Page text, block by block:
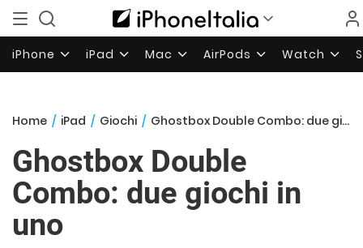
iPhone iPad Mac AirPods Watch
Home / iPad / Giochi / Ghostbox Double Combo: due giochi in uno
Ghostbox Double
Combo: due giochi in
uno